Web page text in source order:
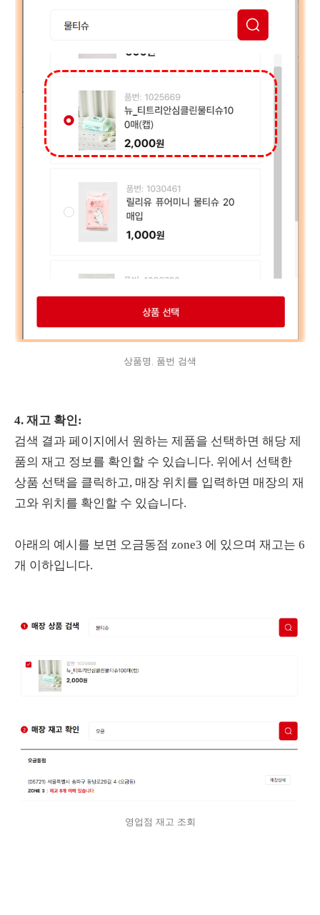
상품명, 품번 검색
4. 재고 확인:
검색 결과 페이지에서 원하는 제품을 선택하면 해당 제
품의 재고 정보를 확인할 수 있습니다. 위에서 선택한
상품 선택을 클릭하고, 매장 위치를 입력하면 매장의 재
고와 위치를 확인할 수 있습니다.
아래의 예시를 보면 오금동점 zone3 에 있으며 재고는 6
개 이하입니다.
영업점 재고 조회